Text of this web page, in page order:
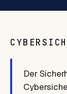
Der